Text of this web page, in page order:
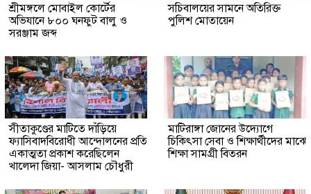
শ্রীমঙ্গলে মোবাইল কোর্টের
অভিযানে ৮০০ ঘনফুট বালু ও
সরঞ্জাম জব্দ
সচিবালয়ের সামনে অতিরিক্ত
পুলিশ মোতায়েন
সীতাকুণ্ডের মাটিতে দাঁড়িয়ে
ফ্যাসিবাদবিরোধী আন্দোলনের প্রতি
একাত্মতা প্রকাশ করেছিলেন
খালেদা জিয়া- আসলাম চৌধুরী
মাটিরাঙ্গা জোনের উদ্যোগে
চিকিৎসা সেবা ও শিক্ষার্থীদের মাঝে
শিক্ষা সামগ্রী বিতরন